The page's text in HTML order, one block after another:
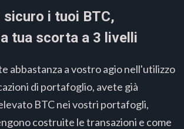
i tuoi BTC,
tua scorta a 3 livelli
abbastanza a vostro agio nell'utilizzo
di portafoglio, avete già
BTC nei vostri portafogli,
costruite le transazioni e come